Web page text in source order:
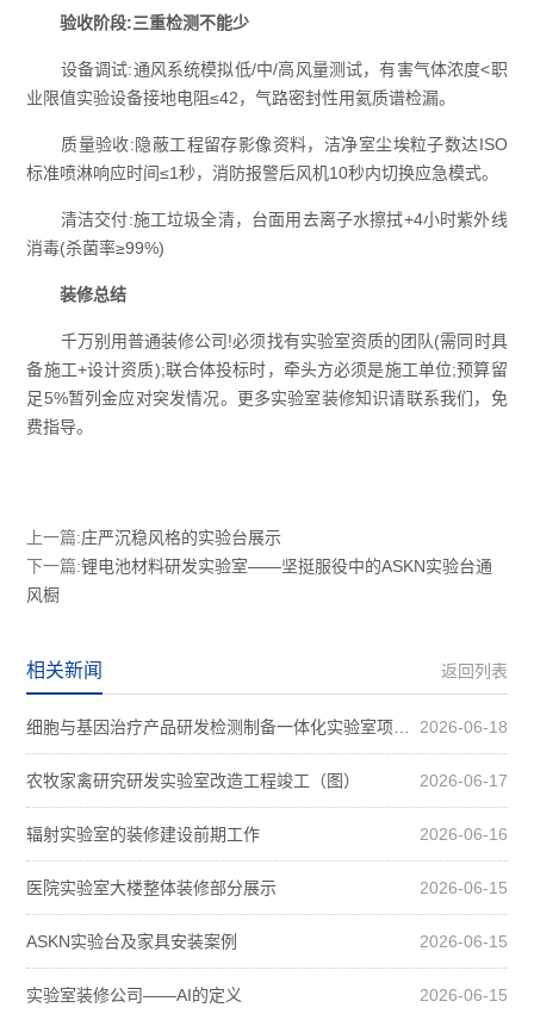
验收阶段:三重检测不能少
设备调试:通风系统模拟低/中/高风量测试，有害气体浓度<职
业限值实验设备接地电阻≤42，气路密封性用氦质谱检漏。
质量验收:隐蔽工程留存影像资料，洁净室尘埃粒子数达ISO
标准喷淋响应时间≤1秒，消防报警后风机10秒内切换应急模式。
清洁交付:施工垃圾全清，台面用去离子水擦拭+4小时紫外线
消毒(杀菌率≥99%)
装修总结
千万别用普通装修公司!必须找有实验室资质的团队(需同时具
备施工+设计资质);联合体投标时，牵头方必须是施工单位;预算留
足5%暂列金应对突发情况。更多实验室装修知识请联系我们，免
费指导。
上一篇:庄严沉稳风格的实验台展示
下一篇:锂电池材料研发实验室——坚挺服役中的ASKN实验台通
风橱
返回列表
相关新闻
2026-06-18
细胞与基因治疗产品研发检测制备一体化实验室项目装修案例图
2026-06-17
农牧家禽研究研发实验室改造工程竣工（图）
2026-06-16
辐射实验室的装修建设前期工作
2026-06-15
医院实验室大楼整体装修部分展示
2026-06-15
ASKN实验台及家具安装案例
2026-06-15
实验室装修公司——AI的定义